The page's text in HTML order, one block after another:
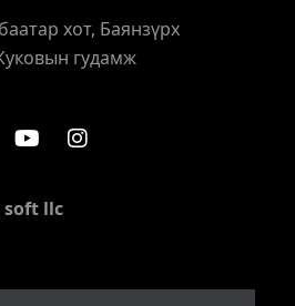
хот, Баянзүрх
гудамж
soft llc